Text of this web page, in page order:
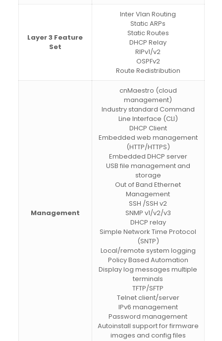
Layer 3 Feature
Set
Inter Vlan Routing
Static ARPs
Static Routes
DHCP Relay
RIPv1/v2
OSPFv2
Route Redistribution
Management
cnMaestro (cloud
management)
Industry standard Command
Line Interface (CLI)
DHCP Client
Embedded web management
(HTTP/HTTPS)
Embedded DHCP server
USB file management and
storage
Out of Band Ethernet
Management
SSH /SSH v2
SNMP v1/v2/v3
DHCP relay
Simple Network Time Protocol
(SNTP)
Local/remote system logging
Policy Based Automation
Display log messages multiple
terminals
TFTP/SFTP
Telnet client/server
IPv6 management
Password management
Autoinstall support for firmware
images and config files